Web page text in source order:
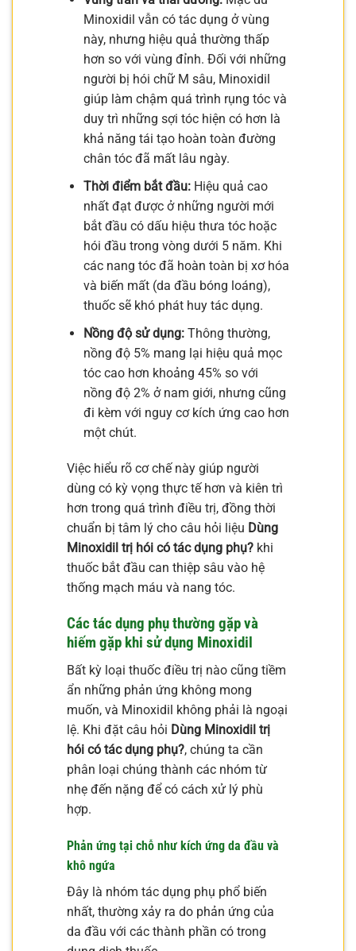
Minoxidil vẫn có tác dụng ở vùng
này, nhưng hiệu quả thường thấp
hơn so với vùng đỉnh. Đối với những
người bị hói chữ M sâu, Minoxidil
giúp làm chậm quá trình rụng tóc và
duy trì những sợi tóc hiện có hơn là
khả năng tái tạo hoàn toàn đường
chân tóc đã mất lâu ngày.
Thời điểm bắt đầu:Hiệu quả cao
nhất đạt được ở những người mới
bắt đầu có dấu hiệu thưa tóc hoặc
hói đầu trong vòng dưới 5 năm. Khi
các nang tóc đã hoàn toàn bị xơ hóa
và biến mất (da đầu bóng loáng),
thuốc sẽ khó phát huy tác dụng.
Nồng độ sử dụng:Thông thường,
nồng độ 5% mang lại hiệu quả mọc
tóc cao hơn khoảng 45% so với
nồng độ 2% ở nam giới, nhưng cũng
đi kèm với nguy cơ kích ứng cao hơn
một chút.
Việc hiểu rõ cơ chế này giúp người
dùng có kỳ vọng thực tế hơn và kiên trì
hơn trong quá trình điều trị, đồng thời
chuẩn bị tâm lý cho câu hỏi liệu Dùng
Minoxidil trị hói có tác dụng phụ? khi
thuốc bắt đầu can thiệp sâu vào hệ
thống mạch máu và nang tóc.
Các tác dụng phụ thường gặp và
hiếm gặp khi sử dụng Minoxidil
Bất kỳ loại thuốc điều trị nào cũng tiềm
ẩn những phản ứng không mong
muốn, và Minoxidil không phải là ngoại
lệ. Khi đặt câu hỏi Dùng Minoxidil trị
hói có tác dụng phụ?, chúng ta cần
phân loại chúng thành các nhóm từ
nhẹ đến nặng để có cách xử lý phù
hợp.
Phản ứng tại chỗ như kích ứng da đầu và
khô ngứa
Đây là nhóm tác dụng phụ phổ biến
nhất, thường xảy ra do phản ứng của
da đầu với các thành phần có trong